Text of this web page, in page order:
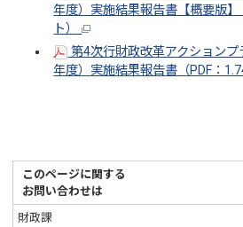
年度）実施結果報告書【概要版】
ト）
第4次行財政改革アクション
年度）実施結果報告書（PDF：
このページに関する
お問い合わせは
財政課